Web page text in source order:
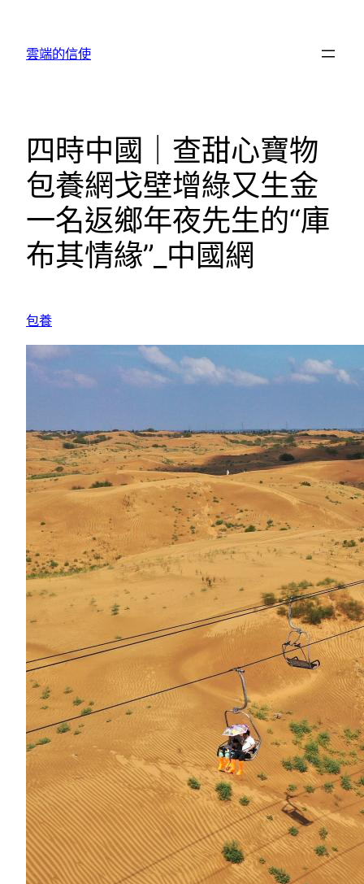
雲端的信使
四時中國｜查甜心寶物
包養網戈壁增綠又生金
一名返鄉年夜先生的“庫
布其情緣”_中國網
包養